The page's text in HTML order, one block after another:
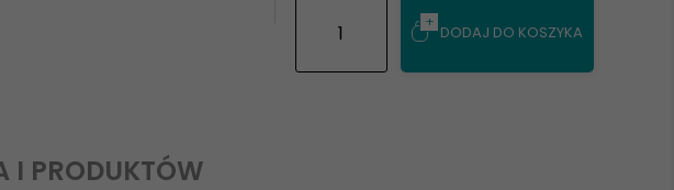
I PRODUKTÓW
DODAJ DO KOSZYKA